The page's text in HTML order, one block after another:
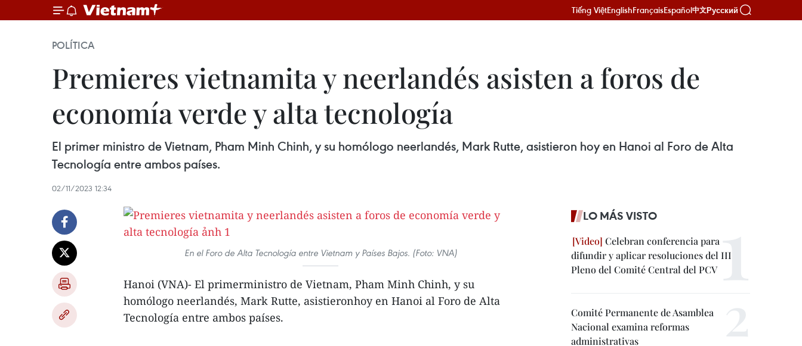
Tiếng ViệtEnglishFrançaisEspañol中文Русский
POLÍTICA
Premieres vietnamita y neerlandés asisten a foros de
economía verde y alta tecnología
El primer ministro de Vietnam, Pham Minh Chinh, y su homólogo neerlandés, Mark Rutte, asistieron hoy en Hanoi al Foro de Alta
Tecnología entre ambos países.
02/11/2023 12:34
En el Foro de Alta Tecnología entre Vietnam y Países Bajos. (Foto: VNA)
Hanoi (VNA)- El primerministro de Vietnam, Pham Minh Chinh, y su
homólogo neerlandés, Mark Rutte, asistieronhoy en Hanoi al Foro de Alta
Tecnología entre ambos países.
LO MÁS VISTO
Celebran conferencia para
difundir y aplicar resoluciones del III
Pleno del Comité Central del PCV
Comité Permanente de Asamblea
Nacional examina reformas
administrativas